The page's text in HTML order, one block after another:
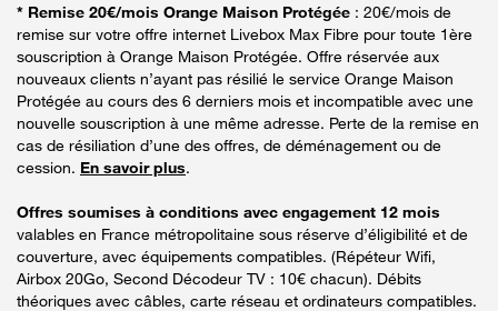
* Remise 20€/mois Orange Maison Protégée : 20€/mois de
remise sur votre offre internet Livebox Max Fibre pour toute 1ère
souscription à Orange Maison Protégée. Offre réservée aux
nouveaux clients n’ayant pas résilié le service Orange Maison
Protégée au cours des 6 derniers mois et incompatible avec une
nouvelle souscription à une même adresse. Perte de la remise en
cas de résiliation d’une des offres, de déménagement ou de
cession. En savoir plus.
Offres soumises à conditions avec engagement 12 mois
valables en France métropolitaine sous réserve d’éligibilité et de
couverture, avec équipements compatibles. (Répéteur Wifi,
Airbox 20Go, Second Décodeur TV : 10€ chacun). Débits
théoriques avec câbles, carte réseau et ordinateurs compatibles.